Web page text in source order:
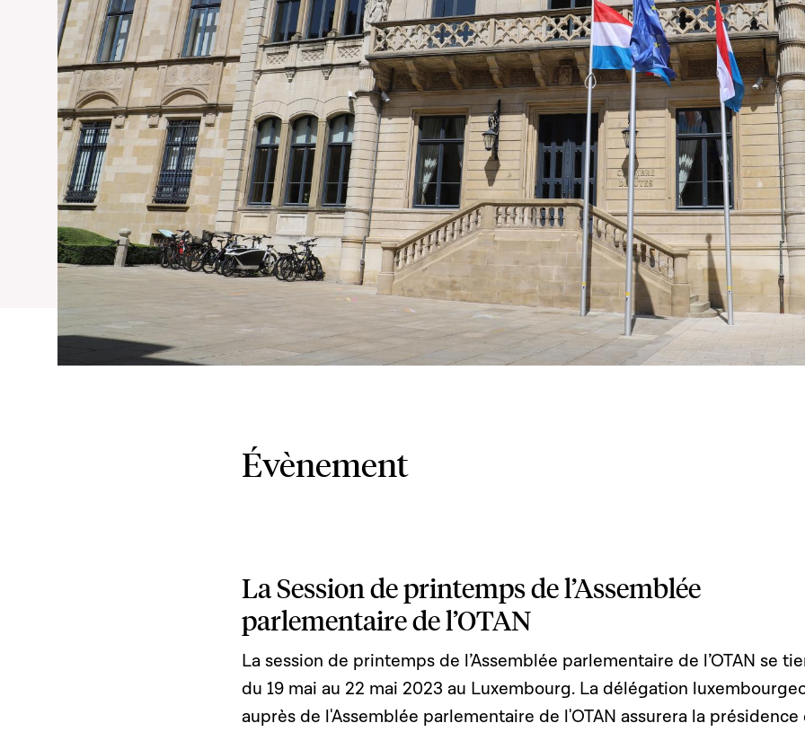
Évènement
La Session de printemps de l’Assemblée
parlementaire de l’OTAN
La session de printemps de l’Assemblée parlementaire de l’OTAN se
du 19 mai au 22 mai 2023 au Luxembourg. La délégation
auprès de l'Assemblée parlementaire de l'OTAN assurera la présidence